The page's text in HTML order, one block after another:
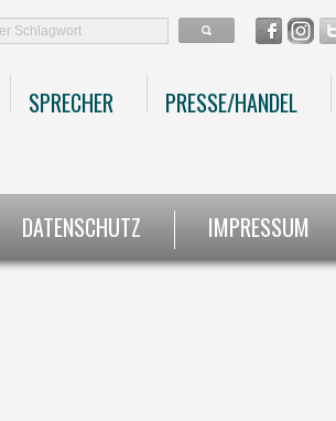
SPRECHER PRESSE/HANDEL
DATENSCHUTZ IMPRESSUM